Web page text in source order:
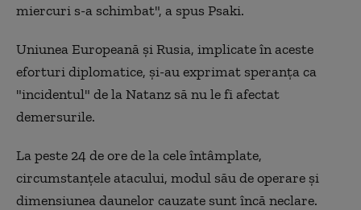
miercuri s-a schimbat", a spus Psaki.
Uniunea Europeană şi Rusia, implicate în aceste
eforturi diplomatice, şi-au exprimat speranţa ca
"incidentul" de la Natanz să nu le fi afectat
demersurile.
La peste 24 de ore de la cele întâmplate,
circumstanţele atacului, modul său de operare şi
dimensiunea daunelor cauzate sunt încă neclare.